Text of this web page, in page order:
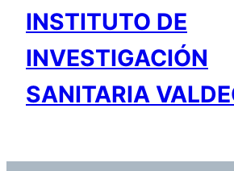
INSTITUTO DE
INVESTIGACIÓN
SANITARIA